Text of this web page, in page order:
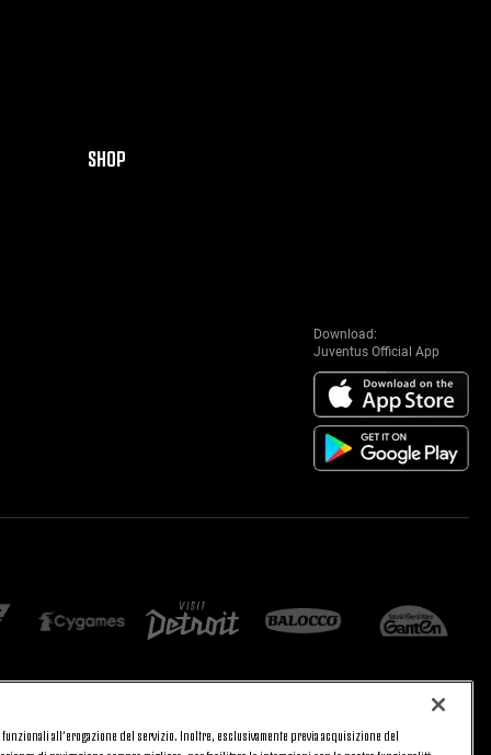
SHOP
Download:
Juventus Official App
all’erogazione del servizio. Inoltre, esclusivamente previa acquisizione del